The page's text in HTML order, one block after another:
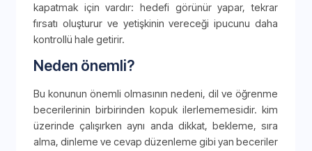
kapatmak için vardır: hedefi görünür yapar, tekrar
fırsatı oluşturur ve yetişkinin vereceği ipucunu daha
kontrollü hale getirir.
Neden önemli?
Bu konunun önemli olmasının nedeni, dil ve öğrenme
becerilerinin birbirinden kopuk ilerlememesidir. kim
üzerinde çalışırken aynı anda dikkat, bekleme, sıra
alma, dinleme ve cevap düzenleme gibi yan beceriler